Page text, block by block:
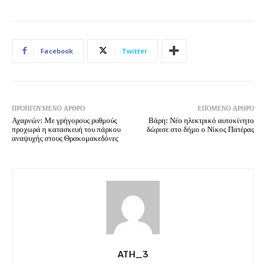
Facebook Twitter
ΠΡΟΗΓΟΎΜΕΝΟ ΆΡΘΡΟ
Αχαρνών: Με γρήγορους ρυθμούς
προχωρά η κατασκευή του πάρκου
αναψυχής στους Θρακομακεδόνες
ΕΠΌΜΕΝΟ ΆΡΘΡΟ
Βάρη: Νέο ηλεκτρικό αυτοκίνητο
δώρισε στο δήμο ο Νίκος Πατέρας
ATH_3